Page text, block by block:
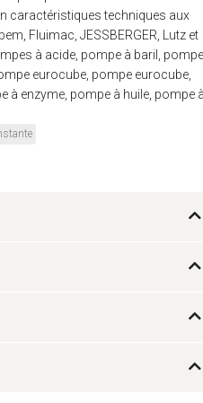
caractéristiques techniques aux
Fluimac, JESSBERGER, Lutz et
à acide, pompe à baril,
eurocube, pompe eurocube,
à enzyme, pompe à huile, pompe